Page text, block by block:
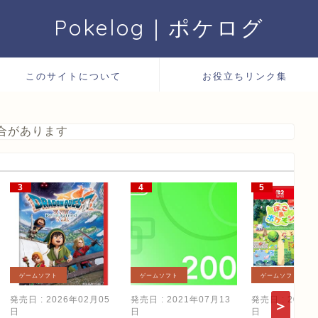
Pokelog｜ポケログ
このサイトについて お役立ちリンク集
があります
ゲームソフト
発売日 : 2026年02月05
日
ゲームソフト
発売日 : 2021年07月13
日
ゲームソフト
発売日 : 2026
日